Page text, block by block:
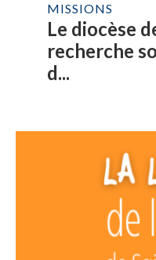
MISSIONS
Le diocèse
recherche
d...